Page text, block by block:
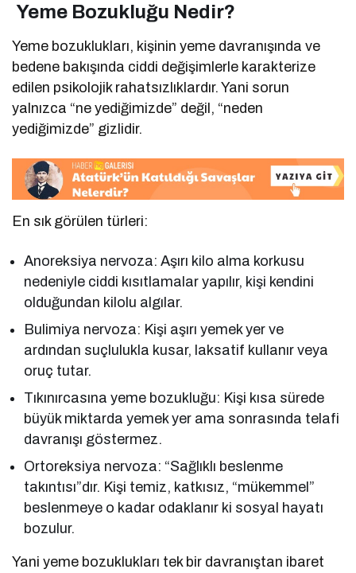
Yeme Bozukluğu Nedir?
Yeme bozuklukları, kişinin yeme davranışında ve
bedene bakışında ciddi değişimlerle karakterize
edilen psikolojik rahatsızlıklardır. Yani sorun
yalnızca “ne yediğimizde” değil, “neden
yediğimizde” gizlidir.
En sık görülen türleri:
Anoreksiya nervoza: Aşırı kilo alma korkusu
nedeniyle ciddi kısıtlamalar yapılır, kişi kendini
olduğundan kilolu algılar.
Bulimiya nervoza: Kişi aşırı yemek yer ve
ardından suçlulukla kusar, laksatif kullanır veya
oruç tutar.
Tıkınırcasına yeme bozukluğu: Kişi kısa sürede
büyük miktarda yemek yer ama sonrasında telafi
davranışı göstermez.
Ortoreksiya nervoza: “Sağlıklı beslenme
takıntısı”dır. Kişi temiz, katkısız, “mükemmel”
beslenmeye o kadar odaklanır ki sosyal hayatı
bozulur.
Yani yeme bozuklukları tek bir davranıştan ibaret